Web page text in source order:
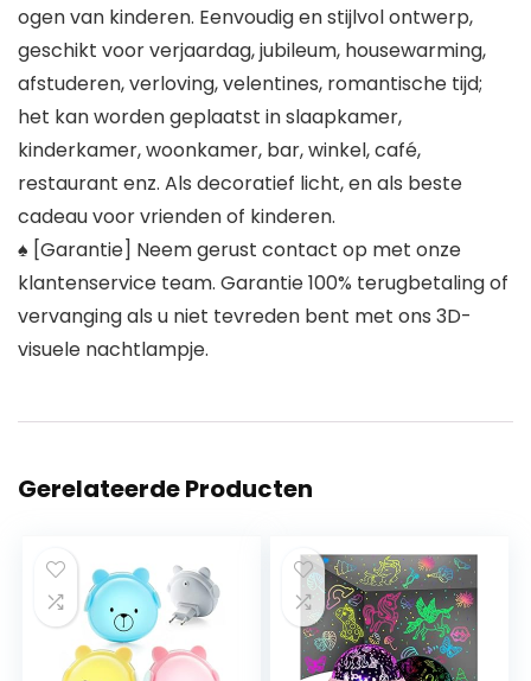
ogen van kinderen. Eenvoudig en stijlvol ontwerp,
geschikt voor verjaardag, jubileum, housewarming,
afstuderen, verloving, velentines, romantische tijd;
het kan worden geplaatst in slaapkamer,
kinderkamer, woonkamer, bar, winkel, café,
restaurant enz. Als decoratief licht, en als beste
cadeau voor vrienden of kinderen.
♠ [Garantie] Neem gerust contact op met onze
klantenservice team. Garantie 100% terugbetaling of
vervanging als u niet tevreden bent met ons 3D-
visuele nachtlampje.
Gerelateerde Producten